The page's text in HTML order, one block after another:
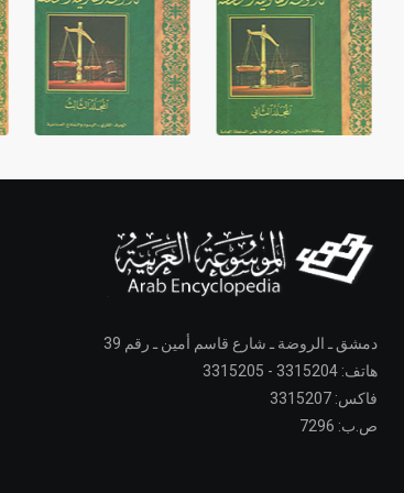
دمشق ـ الروضة ـ شارع قاسم أمين ـ رقم 39
هاتف: 3315204 - 3315205
فاكس: 3315207
ص.ب: 7296